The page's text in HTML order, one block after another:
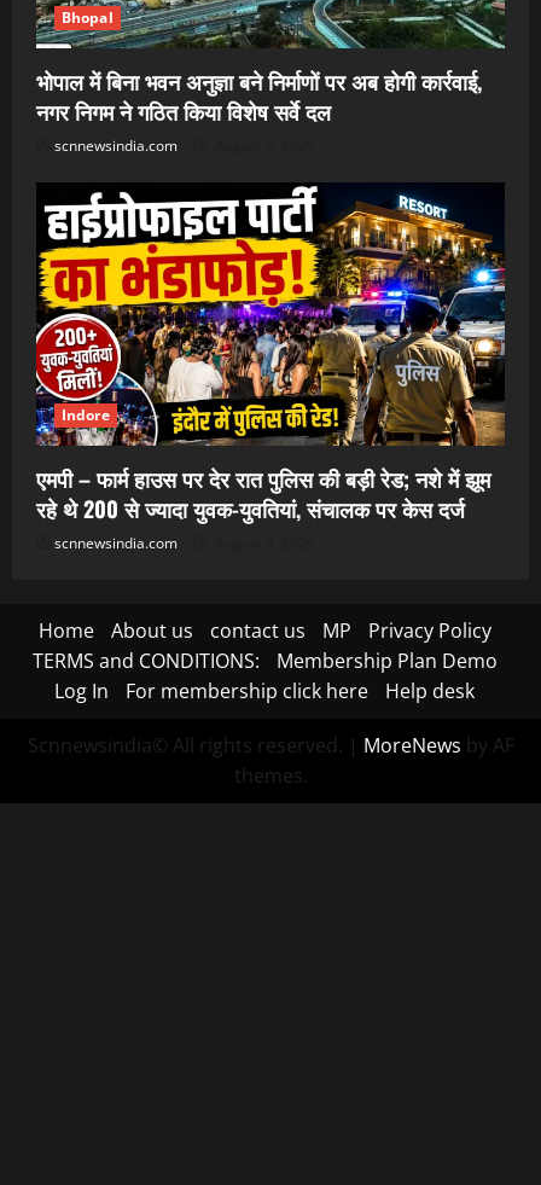
Bhopal
भोपाल में बिना भवन अनुज्ञा बने निर्माणों पर अब होगी कार्रवाई,
नगर निगम ने गठित किया विशेष सर्वे दल
scnnewsindia.com
Indore
एमपी – फार्म हाउस पर देर रात पुलिस की बड़ी रेड; नशे में झूम
रहे थे 200 से ज्यादा युवक-युवतियां, संचालक पर केस दर्ज
scnnewsindia.com
Home About us contact us MP
Privacy Policy
TERMS and CONDITIONS:
Membership Plan Demo
Log In
For membership click here Help desk
Scnnewsindia© All rights reserved. | MoreNews by AF
themes.